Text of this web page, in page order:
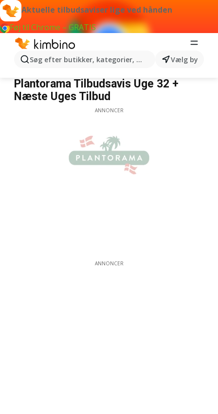
Aktuelle tilbudsaviser lige ved hånden
Føj til Chrome – GRATIS
Søg efter butikker, kategorier, produkter...Vælg by
Plantorama
Plantorama Tilbudsavis Uge 32 +
Næste Uges Tilbud
ANNONCER
ANNONCER